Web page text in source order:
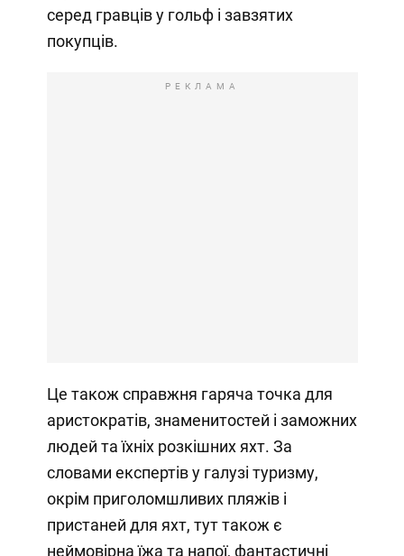
серед гравців у гольф і завзятих
покупців.
РЕКЛАМА
Це також справжня гаряча точка для
аристократів, знаменитостей і заможних
людей та їхніх розкішних яхт. За
словами експертів у галузі туризму,
окрім приголомшливих пляжів і
пристаней для яхт, тут також є
неймовірна їжа та напої, фантастичні